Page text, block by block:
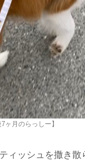
7ヶ月のらっしー】
ィッシュを撒き